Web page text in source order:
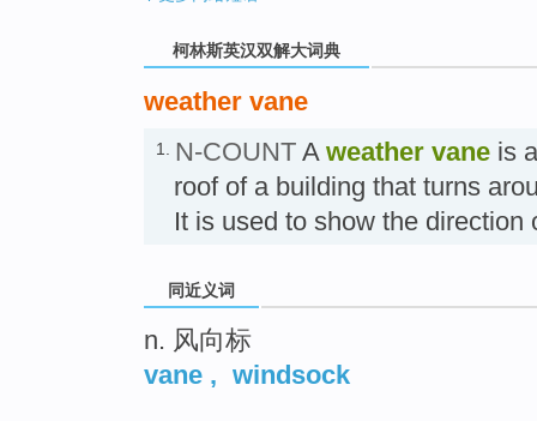
柯林斯英汉双解大词典
weather vane
1. N-COUNT A weather vane is
roof of a building that turns
It is used to show the direction
同近义词
n. 风向标
vane , windsock